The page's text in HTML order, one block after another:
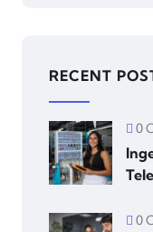
RECENT
0
0